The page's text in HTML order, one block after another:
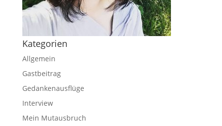
Kategorien
Allgemein
Gastbeitrag
Gedankenausflüge
Interview
Mein Mutausbruch